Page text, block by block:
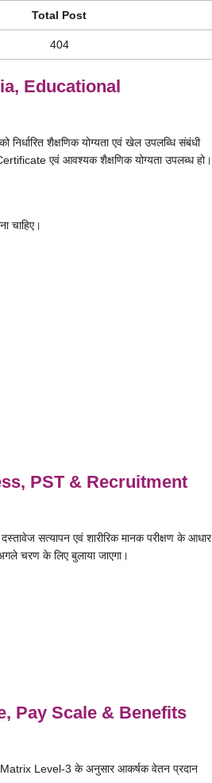
Total Post
404
Educational
शैक्षणिक योग्यता एवं खेल उपलब्धि संबंधी
एवं आवश्यक शैक्षणिक योग्यता उपलब्ध हो।
चाहिए।
PST & Recruitment
सत्यापन एवं शारीरिक मानक परीक्षण के आधार
चरण के लिए बुलाया जाएगा।
Pay Scale & Benefits
Level-3 के अनुसार आकर्षक वेतन प्रदान